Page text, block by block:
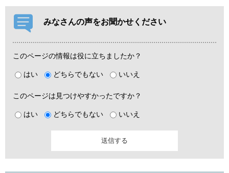
みなさんの声をお聞かせください
このページの情報は役に立ちましたか？
はい どちらでもない いいえ
このページは見つけやすかったですか？
はい どちらでもない いいえ